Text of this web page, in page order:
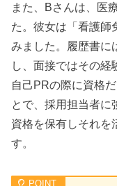
また、Bさんは、医
た。彼女は「看護師
みました。履歴書に
し、面接ではその経
自己PRの際に資格
とで、採用担当者に
資格を保有しそれを
す。